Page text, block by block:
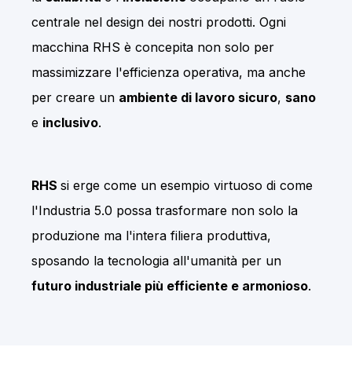
centrale nel design dei nostri prodotti. Ogni
macchina RHS è concepita non solo per
massimizzare l'efficienza operativa, ma anche
per creare un ambiente di lavoro sicuro, sano
e inclusivo.
RHS si erge come un esempio virtuoso di come
l'Industria 5.0 possa trasformare non solo la
produzione ma l'intera filiera produttiva,
sposando la tecnologia all'umanità per un
futuro industriale più efficiente e armonioso.